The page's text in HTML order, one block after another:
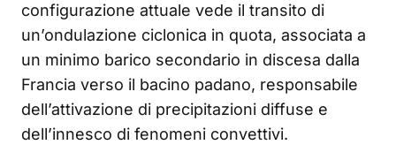
configurazione attuale vede il transito di
un’ondulazione ciclonica in quota, associata a
un minimo barico secondario in discesa dalla
Francia verso il bacino padano, responsabile
dell’attivazione di precipitazioni diffuse e
dell’innesco di fenomeni convettivi.